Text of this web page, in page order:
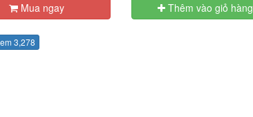
Mua ngay Thêm vào giỏ hàng
3,278